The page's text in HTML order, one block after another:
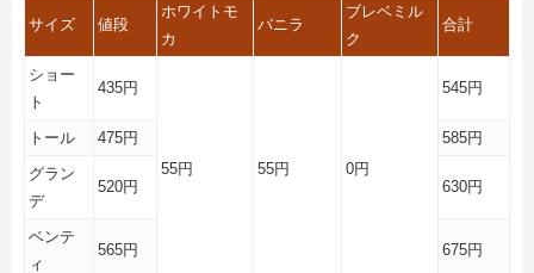
サイズ 値段
ホワイトモ
カ
バニラ
ブレベミル
ク
合計
ショー
ト
435円
55円 55円 0円
545円
トール 475円
585円
グラン
デ
520円 630円
ベンテ
ィ
565円 675円